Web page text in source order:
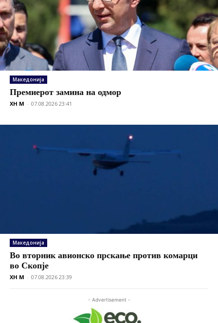
Македонија
Премиерот замина на одмор
XH M - 07.08.2026 23:41
Македонија
Во вторник авионско прскање против комарци
во Скопје
XH M - 07.08.2026 23:39
- Advertisement -